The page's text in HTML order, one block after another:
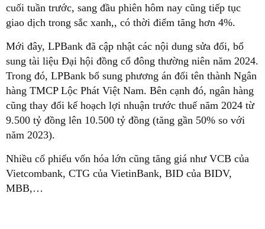
cuối tuần trước, sang đầu phiên hôm nay cũng tiếp tục
giao dịch trong sắc xanh,, có thời điểm tăng hơn 4%.
Mới đây, LPBank đã cập nhật các nội dung sửa đổi, bổ
sung tài liệu Đại hội đồng cổ đông thường niên năm 2024.
Trong đó, LPBank bổ sung phương án đổi tên thành Ngân
hàng TMCP Lộc Phát Việt Nam. Bên cạnh đó, ngân hàng
cũng thay đổi kế hoạch lợi nhuận trước thuế năm 2024 từ
9.500 tỷ đồng lên 10.500 tỷ đồng (tăng gần 50% so với
năm 2023).
Nhiều cổ phiếu vốn hóa lớn cũng tăng giá như VCB của
Vietcombank, CTG của VietinBank, BID của BIDV,
MBB,…